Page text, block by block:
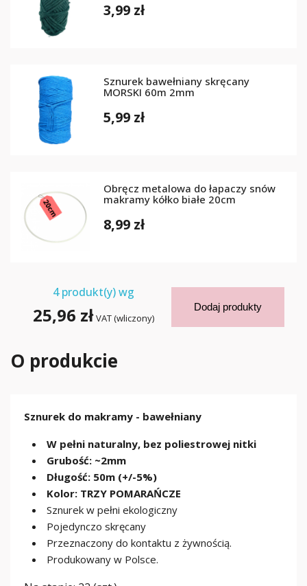
3,99 zł
Sznurek bawełniany skręcany
MORSKI 60m 2mm
5,99 zł
Obręcz metalowa do łapaczy snów
makramy kółko białe 20cm
8,99 zł
4produkt(y) wg
25,96 zł VAT (wliczony)
Dodaj produkty
O produkcie
Sznurek do makramy - bawełniany
W pełni naturalny, bez poliestrowej nitki
Grubość: ~2mm
Długość: 50m (+/-5%)
Kolor: TRZY POMARAŃCZE
Sznurek w pełni ekologiczny
Pojedynczo skręcany
Przeznaczony do kontaktu z żywnością.
Produkowany w Polsce.